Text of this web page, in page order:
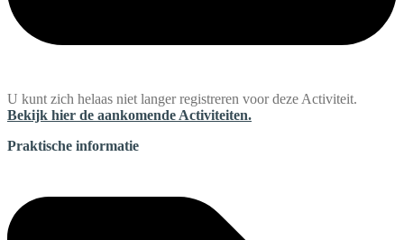
U kunt zich helaas niet langer registreren voor deze Activiteit.
Bekijk hier de aankomende Activiteiten.
Praktische informatie